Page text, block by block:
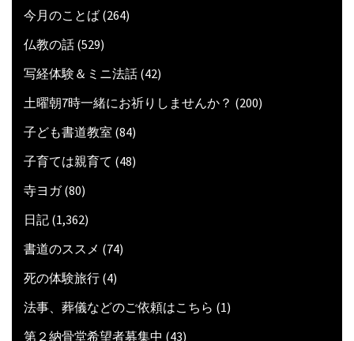
今月のことば (264)
仏教の話 (529)
写経体験＆ミニ法話 (42)
土曜朝7時一緒にお祈りしませんか？ (200)
子ども書道教室 (84)
子育ては親育て (48)
寺ヨガ(80)
日記 (1,362)
書道のススメ (74)
死の体験旅行 (4)
法事、葬儀などのご依頼はこちら (1)
第２納骨堂希望者募集中 (43)